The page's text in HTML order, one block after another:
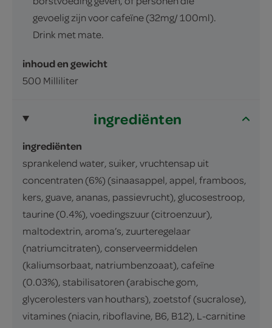
gevoelig zijn voor cafeïne (32mg/ 100ml).
Drink met mate.
inhoud en gewicht
500 Milliliter
ingrediënten
ingrediënten
sprankelend water, suiker, vruchtensap uit
concentraten (6%) (sinaasappel, appel, framboos,
kers, guave, ananas, passievrucht), glucosestroop,
taurine (0.4%), voedingszuur (citroenzuur),
maltodextrin, aroma’s, zuurteregelaar
(natriumcitraten), conserveermiddelen
(kaliumsorbaat, natriumbenzoaat), cafeïne
(0.03%), stabilisatoren (arabische gom,
glycerolesters van houthars), zoetstof (sucralose),
vitamines (niacin, riboflavine, B6, B12), L-carnitine